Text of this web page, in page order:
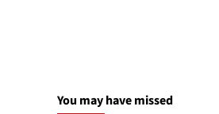
You may have missed